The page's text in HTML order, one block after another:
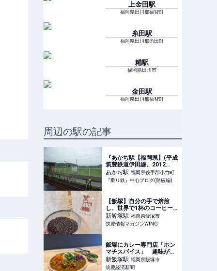
上金田駅
福岡県田川郡福智町
糸田駅
福岡県田川郡糸田町
糒駅
福岡県田川市
金田駅
福岡県田川郡福智町
周辺の駅の記事
『あかぢ駅【福岡県】(平成
筑豊鉄道伊田線。2012
年)』
あかぢ駅 福岡県鞍手郡小竹町
『乗り鉄』中心ブログ(踏破編)
【飯塚】自分の手で焙煎
し、世界で1杯のコーヒー
を！つむぎ珈琲の焙煎体験
- 筑豊情報マガジンWING
新飯塚駅 福岡県飯塚市
筑豊情報マガジンWING
飯塚にカレー専門店「ホン
マチスパイス」 趣味が高
じランチのみ間借り出店
新飯塚駅 福岡県飯塚市
筑豊経済新聞